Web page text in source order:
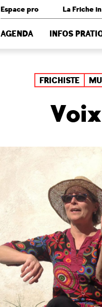
Espace pro La Friche
AGENDA INFOS
FRICHISTE